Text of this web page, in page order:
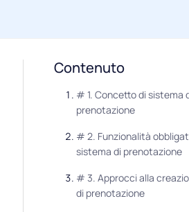
Contenuto
# 1. Concetto di sistema
prenotazione
# 2. Funzionalità
sistema di prenotazione
# 3. Approcci alla
di prenotazione